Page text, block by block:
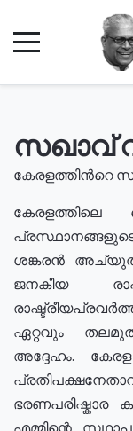
സഖാവ്
കേരളത്തിൻറെ
കേരളത്തിലെ
ശങ്കരൻ
ജനകീയ
ഏറ്റവും
അദ്ദേഹം.
എമ്മിന്റെ